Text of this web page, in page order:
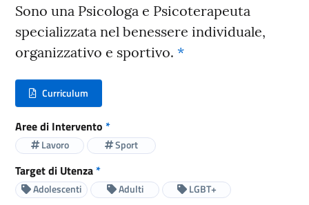
Sono una Psicologa e Psicoterapeuta
specializzata nel benessere individuale,
organizzativo e sportivo. *
Curriculum
(nuova scheda - new tab)
Aree di Intervento *
Lavoro Sport
Target di Utenza*
Adolescenti Adulti LGBT+